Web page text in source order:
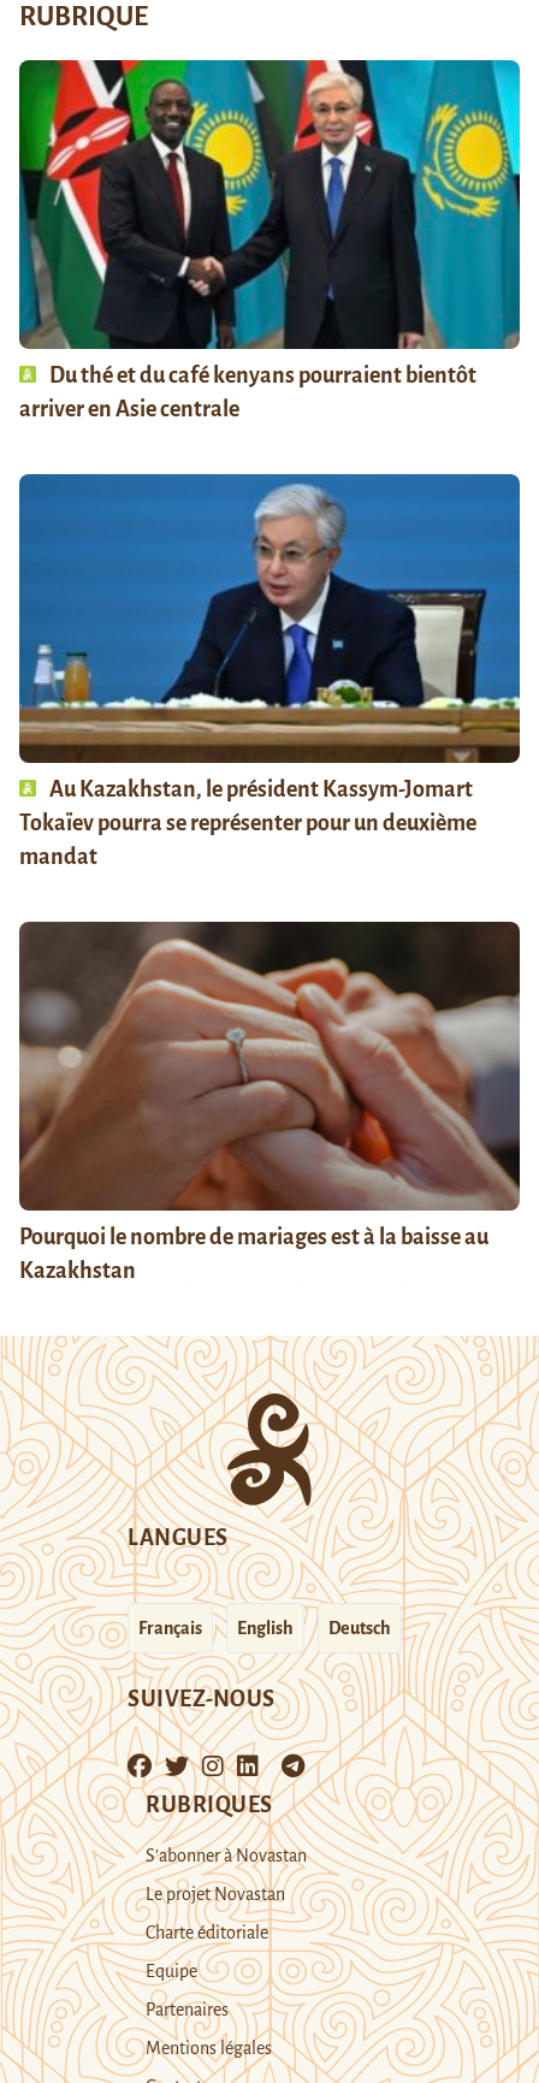
RUBRIQUE
Du thé et du café kenyans pourraient bientôt
arriver en Asie centrale
Au Kazakhstan, le président Kassym-Jomart
Tokaïev pourra se représenter pour un deuxième
mandat
Pourquoi le nombre de mariages est à la baisse au
Kazakhstan
LANGUES
Français English Deutsch
SUIVEZ-NOUS
RUBRIQUES
S’abonner à Novastan
Le projet Novastan
Charte éditoriale
Equipe
Partenaires
Mentions légales